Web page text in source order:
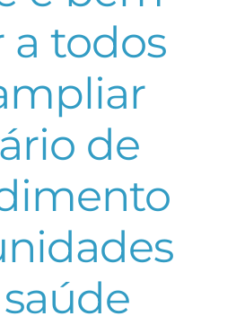
a todos
de